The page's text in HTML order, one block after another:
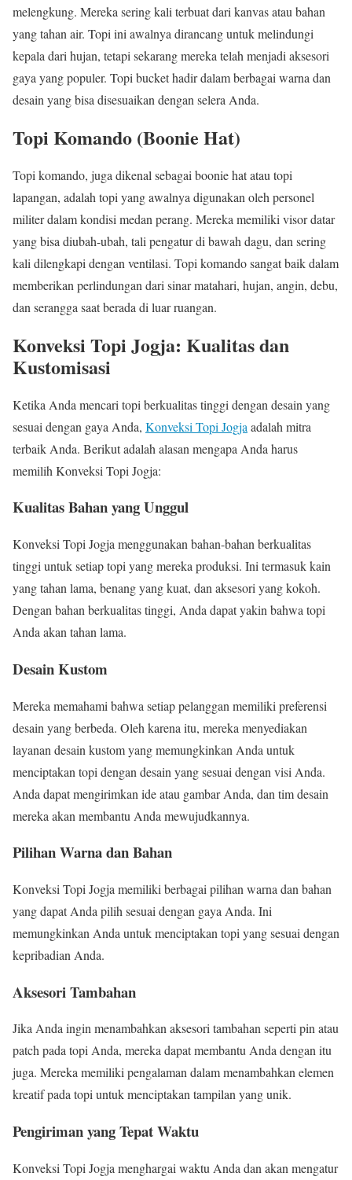
melengkung. Mereka sering kali terbuat dari kanvas atau bahan
yang tahan air. Topi ini awalnya dirancang untuk melindungi
kepala dari hujan, tetapi sekarang mereka telah menjadi aksesori
gaya yang populer. Topi bucket hadir dalam berbagai warna dan
desain yang bisa disesuaikan dengan selera Anda.
Topi Komando (Boonie Hat)
Topi komando, juga dikenal sebagai boonie hat atau topi
lapangan, adalah topi yang awalnya digunakan oleh personel
militer dalam kondisi medan perang. Mereka memiliki visor datar
yang bisa diubah-ubah, tali pengatur di bawah dagu, dan sering
kali dilengkapi dengan ventilasi. Topi komando sangat baik dalam
memberikan perlindungan dari sinar matahari, hujan, angin, debu,
dan serangga saat berada di luar ruangan.
Konveksi Topi Jogja: Kualitas dan
Kustomisasi
Ketika Anda mencari topi berkualitas tinggi dengan desain yang
sesuai dengan gaya Anda, Konveksi Topi Jogja adalah mitra
terbaik Anda. Berikut adalah alasan mengapa Anda harus
memilih Konveksi Topi Jogja:
Kualitas Bahan yang Unggul
Konveksi Topi Jogja menggunakan bahan-bahan berkualitas
tinggi untuk setiap topi yang mereka produksi. Ini termasuk kain
yang tahan lama, benang yang kuat, dan aksesori yang kokoh.
Dengan bahan berkualitas tinggi, Anda dapat yakin bahwa topi
Anda akan tahan lama.
Desain Kustom
Mereka memahami bahwa setiap pelanggan memiliki preferensi
desain yang berbeda. Oleh karena itu, mereka menyediakan
layanan desain kustom yang memungkinkan Anda untuk
menciptakan topi dengan desain yang sesuai dengan visi Anda.
Anda dapat mengirimkan ide atau gambar Anda, dan tim desain
mereka akan membantu Anda mewujudkannya.
Pilihan Warna dan Bahan
Konveksi Topi Jogja memiliki berbagai pilihan warna dan bahan
yang dapat Anda pilih sesuai dengan gaya Anda. Ini
memungkinkan Anda untuk menciptakan topi yang sesuai dengan
kepribadian Anda.
Aksesori Tambahan
Jika Anda ingin menambahkan aksesori tambahan seperti pin atau
patch pada topi Anda, mereka dapat membantu Anda dengan itu
juga. Mereka memiliki pengalaman dalam menambahkan elemen
kreatif pada topi untuk menciptakan tampilan yang unik.
Pengiriman yang Tepat Waktu
Konveksi Topi Jogja menghargai waktu Anda dan akan mengatur